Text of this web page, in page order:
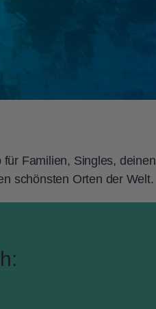
Familien, Singles, deinen
schönsten Orten der Welt.